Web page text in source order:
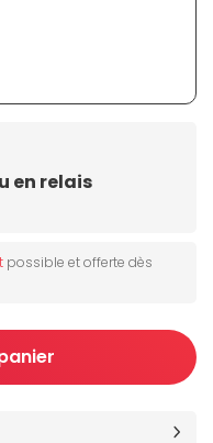
en relais
possible et offerte dès